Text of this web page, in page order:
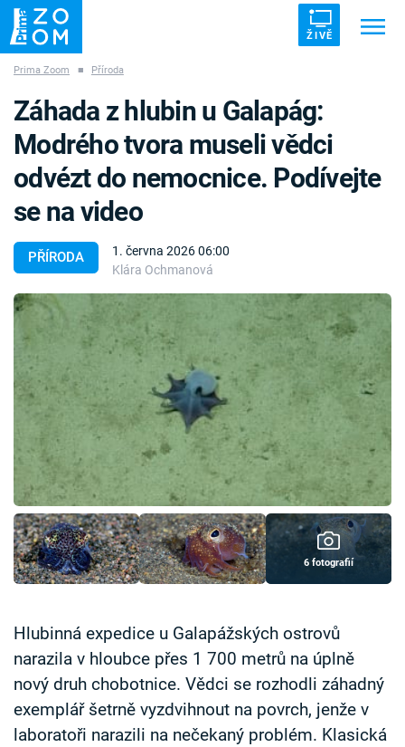
ŽIVĚ
ZÁHADY VETŘELCI DÁVNOVĚKU
Témata
Témata
Pořady
TV Program
Časopis
Sledujte prima+
Přihlášení
Prima Zoom ■ Příroda
PŘÍRODA
1. června 2026 06:00
Klára Ochmanová
Záhada z hlubin u Galapág:
Modrého tvora museli vědci
odvézt do nemocnice. Podívejte
se na video
6 fotografií
Hlubinná expedice u Galapážských ostrovů
narazila v hloubce přes 1 700 metrů na úplně
nový druh chobotnice. Vědci se rozhodli záhadný
exemplář šetrně vyzdvihnout na povrch, jenže v
laboratoři narazili na nečekaný problém. Klasická